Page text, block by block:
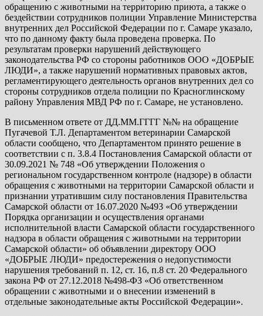
обращению с животными на территорию приюта, а также о
бездействии сотрудников полиции Управление Министерства
внутренних дел Российской Федерации по г. Самаре указало,
что по данному факту была проведена проверка. По
результатам проверки нарушений действующего
законодательства РФ со стороны работников ООО «ДОБРЫЕ
ЛЮДИ», а также нарушений нормативных правовых актов,
регламентирующего деятельность органов внутренних дел со
стороны сотрудников отдела полиции по Красноглинскому
району Управления МВД РФ по г. Самаре, не установлено.
В письменном ответе от ДД.ММ.ГГГГ №№ на обращение
Пугачевой Т.Л. Департаментом ветеринарии Самарской
области сообщено, что Департаментом принято решение в
соответствии с п. 3.8.4 Постановления Самарской области от
30.09.2021 № 748 «Об утверждении Положения о
региональном государственном контроле (надзоре) в области
обращения с животными на территории Самарской области и
признании утратившим силу постановления Правительства
Самарской области от 16.07.2020 №493 «Об утверждении
Порядка организации и осуществления органами
исполнительной власти Самарской области государственного
надзора в области обращения с животными на территории
Самарской области» об объявлении директору ООО
«ДОБРЫЕ ЛЮДИ» предостережения о недопустимости
нарушения требований п. 12, ст. 16, п.8 ст. 20 Федерального
закона РФ от 27.12.2018 №498-ФЗ «Об ответственном
обращении с животными и о внесении изменений в
отдельные законодательные акты Российской Федерации».